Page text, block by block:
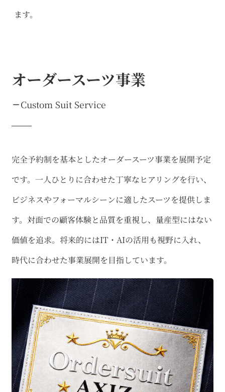
ます。
オーダースーツ事業
Custom Suit Service
完全予約制を基本としたオーダースーツ事業を展開予定
です。一人ひとりに合わせた丁寧なヒアリングを行い、
ビジネスやフォーマルシーンに適したスーツを提供しま
す。対面での顧客体験と品質を重視し、量産型にはない
価値を追求。将来的にはIT・AIの活用も視野に入れ、
時代に合わせた事業展開を目指しています。